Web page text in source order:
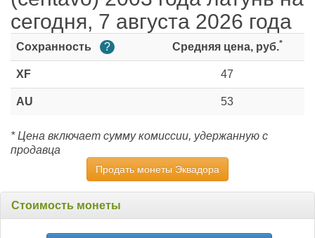
сегодня, 7 августа 2026 года
Сохранность ? Средняя цена, руб.*
XF 47
AU 53
* Цена включает сумму комиссии, удержанную с
продавца
Продать монеты Эквадора
Стоимость монеты